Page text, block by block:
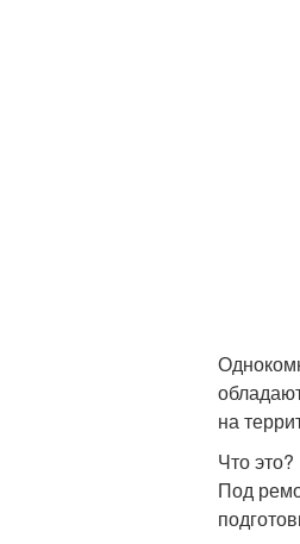
на
Что это?
Под